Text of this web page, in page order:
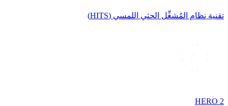
تقنية نظام المُشغِّل الحثي اللمسي (HITS)
HERO 2